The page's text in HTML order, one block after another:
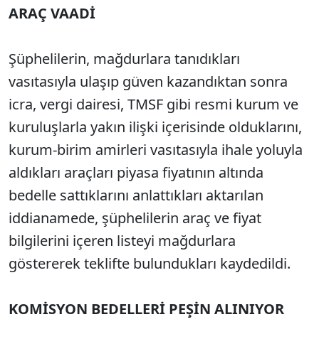
ARAÇ VAADİ
Şüphelilerin, mağdurlara tanıdıkları
vasıtasıyla ulaşıp güven kazandıktan sonra
icra, vergi dairesi, TMSF gibi resmi kurum ve
kuruluşlarla yakın ilişki içerisinde olduklarını,
kurum-birim amirleri vasıtasıyla ihale yoluyla
aldıkları araçları piyasa fiyatının altında
bedelle sattıklarını anlattıkları aktarılan
iddianamede, şüphelilerin araç ve fiyat
bilgilerini içeren listeyi mağdurlara
göstererek teklifte bulundukları kaydedildi.
KOMİSYON BEDELLERİ PEŞİN ALINIYOR